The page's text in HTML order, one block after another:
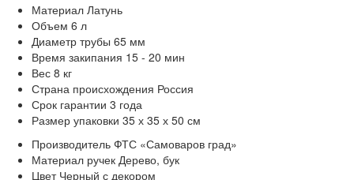
Материал Латунь
Объем 6 л
Диаметр трубы 65 мм
Время закипания 15 - 20 мин
Вес 8 кг
Страна происхождения Россия
Срок гарантии 3 года
Размер упаковки 35 х 35 х 50 см
Производитель ФТС «Самоваров град»
Материал ручек Дерево, бук
Цвет Черный с декором